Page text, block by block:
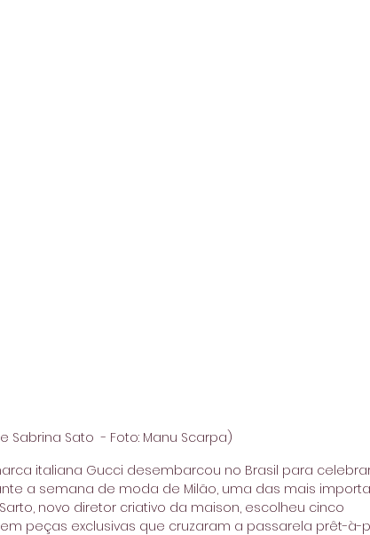
Sabrina Sato  - Foto: Manu Scarpa)
italiana Gucci desembarcou no Brasil para
a semana de moda de Milão, uma das mais
novo diretor criativo da maison, escolheu cinco
peças exclusivas que cruzaram a passarela prêt-à-